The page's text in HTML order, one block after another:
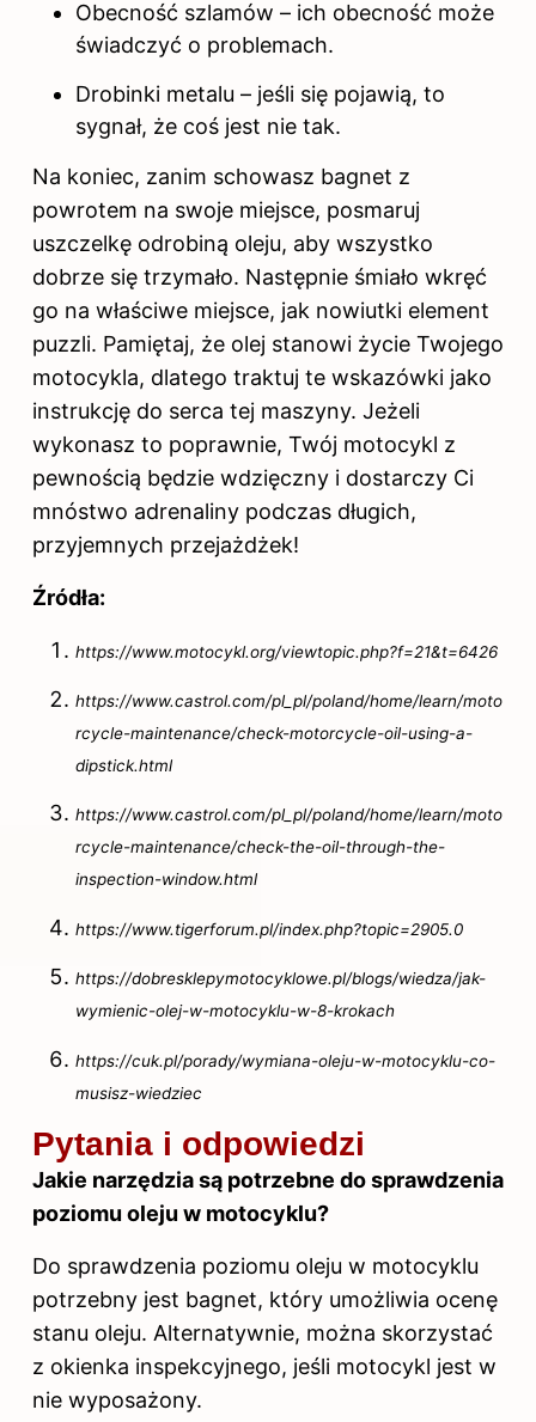
Obecność szlamów – ich obecność może
świadczyć o problemach.
Drobinki metalu – jeśli się pojawią, to
sygnał, że coś jest nie tak.
Na koniec, zanim schowasz bagnet z
powrotem na swoje miejsce, posmaruj
uszczelkę odrobiną oleju, aby wszystko
dobrze się trzymało. Następnie śmiało wkręć
go na właściwe miejsce, jak nowiutki element
puzzli. Pamiętaj, że olej stanowi życie Twojego
motocykla, dlatego traktuj te wskazówki jako
instrukcję do serca tej maszyny. Jeżeli
wykonasz to poprawnie, Twój motocykl z
pewnością będzie wdzięczny i dostarczy Ci
mnóstwo adrenaliny podczas długich,
przyjemnych przejażdżek!
Źródła:
https://www.motocykl.org/viewtopic.php?f=21&t=6426
https://www.castrol.com/pl_pl/poland/home/learn/moto
rcycle-maintenance/check-motorcycle-oil-using-a-
dipstick.html
https://www.castrol.com/pl_pl/poland/home/learn/moto
rcycle-maintenance/check-the-oil-through-the-
inspection-window.html
https://www.tigerforum.pl/index.php?topic=2905.0
https://dobresklepymotocyklowe.pl/blogs/wiedza/jak-
wymienic-olej-w-motocyklu-w-8-krokach
https://cuk.pl/porady/wymiana-oleju-w-motocyklu-co-
musisz-wiedziec
Pytania i odpowiedzi
Jakie narzędzia są potrzebne do sprawdzenia
poziomu oleju w motocyklu?
Do sprawdzenia poziomu oleju w motocyklu
potrzebny jest bagnet, który umożliwia ocenę
stanu oleju. Alternatywnie, można skorzystać
z okienka inspekcyjnego, jeśli motocykl jest w
nie wyposażony.